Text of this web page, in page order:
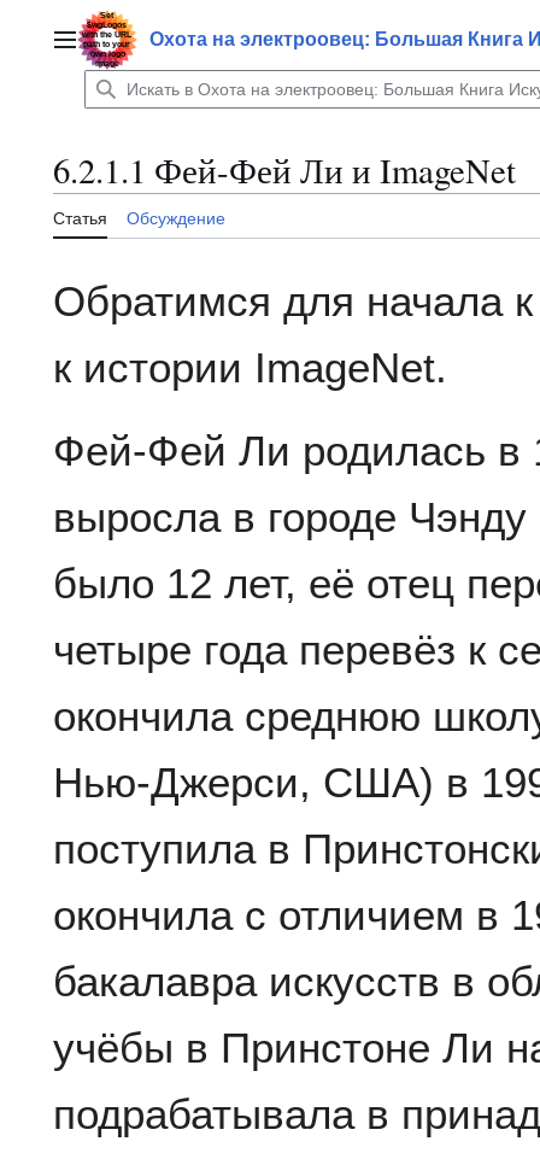
содержаниюГлавное менюОхота на электроовец: Большая Книга
6.2.1.1 Фей-Фей Ли и ImageNet
Статья Обсуждение
Обратимся для начала
к истории ImageNet.
Фей-Фей Ли родилась в
выросла в городе
было 12 лет, её отец
четыре года перевёз к
окончила среднюю
Нью-Джерси, США) в
поступила в
окончила с отличием в
бакалавра искусств в
учёбы в Принстоне Ли
подрабатывала в